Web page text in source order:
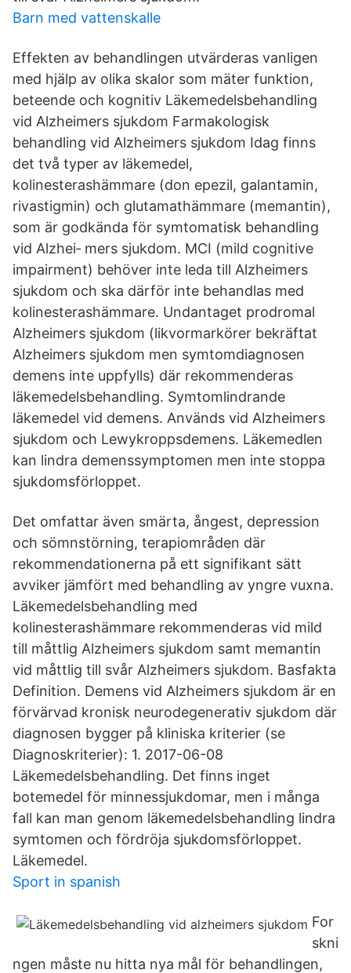
Barn med vattenskalle
Effekten av behandlingen utvärderas vanligen
med hjälp av olika skalor som mäter funktion,
beteende och kognitiv Läkemedelsbehandling
vid Alzheimers sjukdom Farmakologisk
behandling vid Alzheimers sjukdom Idag finns
det två typer av läkemedel,
kolinesterashämmare (don epezil, galantamin,
rivastigmin) och glutamathämmare (memantin),
som är godkända för symtomatisk behandling
vid Alzhei‐ mers sjukdom. MCI (mild cognitive
impairment) behöver inte leda till Alzheimers
sjukdom och ska därför inte behandlas med
kolinesterashämmare. Undantaget prodromal
Alzheimers sjukdom (likvormarkörer bekräftat
Alzheimers sjukdom men symtomdiagnosen
demens inte uppfylls) där rekommenderas
läkemedelsbehandling. Symtomlindrande
läkemedel vid demens. Används vid Alzheimers
sjukdom och Lewykroppsdemens. Läkemedlen
kan lindra demenssymptomen men inte stoppa
sjukdomsförloppet.
Det omfattar även smärta, ångest, depression
och sömnstörning, terapiområden där
rekommendationerna på ett signifikant sätt
avviker jämfört med behandling av yngre vuxna.
Läkemedelsbehandling med
kolinesterashämmare rekommenderas vid mild
till måttlig Alzheimers sjukdom samt memantin
vid måttlig till svår Alzheimers sjukdom. Basfakta
Definition. Demens vid Alzheimers sjukdom är en
förvärvad kronisk neurodegenerativ sjukdom där
diagnosen bygger på kliniska kriterier (se
Diagnoskriterier): 1. 2017-06-08
Läkemedelsbehandling. Det finns inget
botemedel för minnessjukdomar, men i många
fall kan man genom läkemedelsbehandling lindra
symtomen och fördröja sjukdomsförloppet.
Läkemedel.
Sport in spanish
For
skni
ngen måste nu hitta nya mål för behandlingen,